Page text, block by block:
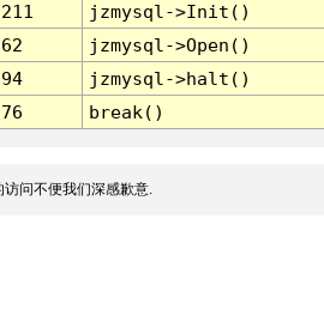
211
jzmysql->Init()
62
jzmysql->Open()
94
jzmysql->halt()
76 break()
问不便我们深感歉意.